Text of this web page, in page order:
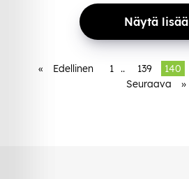
Näytä lisää
« Edellinen 1 .. 139 140
Seuraava
»